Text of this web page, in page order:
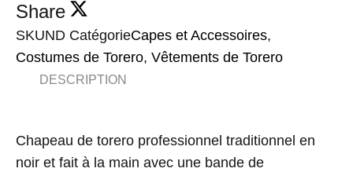
Share
SKUND CatégorieCapes et Accessoires,
Costumes de Torero, Vêtements de Torero
DESCRIPTION
Chapeau de torero professionnel traditionnel en
noir et fait à la main avec une bande de